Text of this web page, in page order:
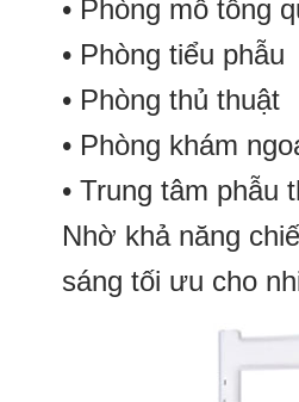
• Phòng mổ tổng
• Phòng tiểu phẫu
• Phòng thủ thuật
• Phòng khám
• Trung tâm phẫu
Nhờ khả năng
sáng tối ưu cho